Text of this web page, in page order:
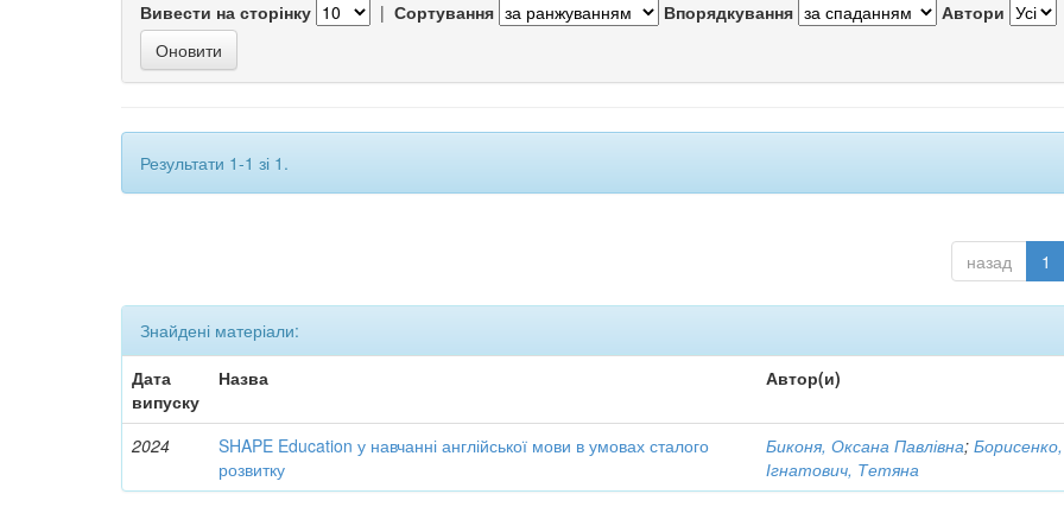
Вивести на сторінку | Сортування Впорядкування Автори
Результати 1-1 зі 1.
назад 1
Знайдені матеріали:
Дата
випуску
Назва Автор(и)
2024
SHAPE Education у навчанні англійської мови в умовах сталого
розвитку
Биконя, Оксана Павлівна;
Ігнатович, Тетяна